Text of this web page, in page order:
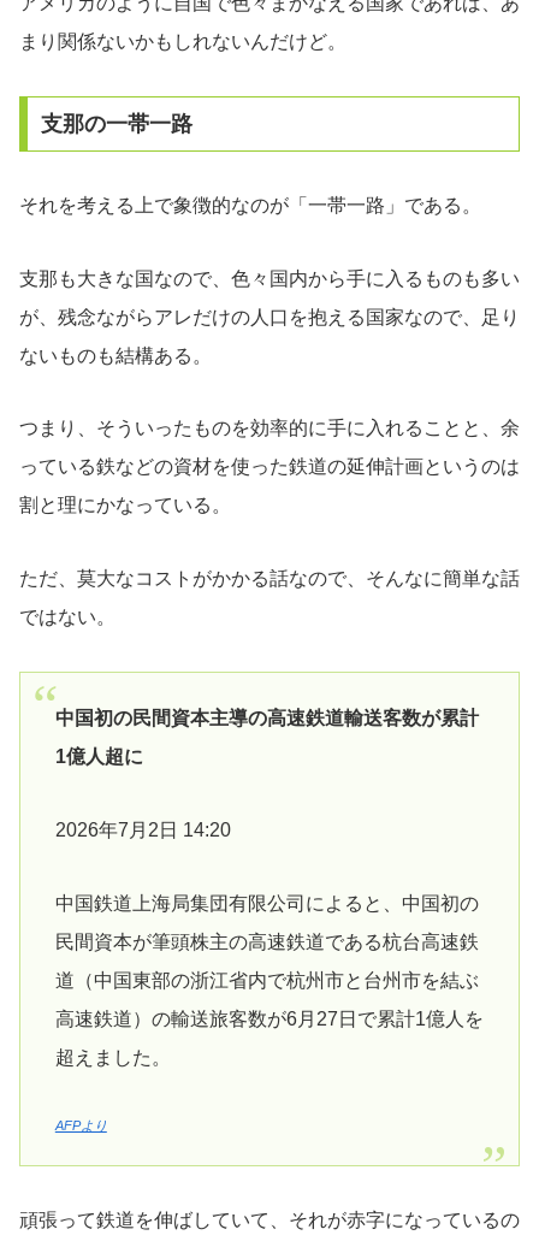
まり関係ないかもしれないんだけど。
支那の一帯一路
それを考える上で象徴的なのが「一帯一路」である。
支那も大きな国なので、色々国内から手に入るものも多い
が、残念ながらアレだけの人口を抱える国家なので、足り
ないものも結構ある。
つまり、そういったものを効率的に手に入れることと、余
っている鉄などの資材を使った鉄道の延伸計画というのは
割と理にかなっている。
ただ、莫大なコストがかかる話なので、そんなに簡単な話
ではない。
中国初の民間資本主導の高速鉄道輸送客数が累計
1億人超に
2026年7月2日 14:20
中国鉄道上海局集団有限公司によると、中国初の
民間資本が筆頭株主の高速鉄道である杭台高速鉄
道（中国東部の浙江省内で杭州市と台州市を結ぶ
高速鉄道）の輸送旅客数が6月27日で累計1億人を
超えました。
AFPより
頑張って鉄道を伸ばしていて、それが赤字になっているの